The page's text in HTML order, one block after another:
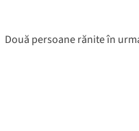
Două persoane rănite în